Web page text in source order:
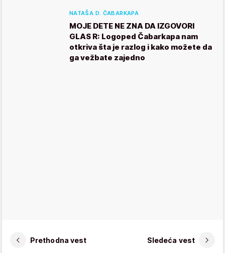
NATAŠA D. ČABARKAPA
MOJE DETE NE ZNA DA IZGOVORI
GLAS R: Logoped Čabarkapa nam
otkriva šta je razlog i kako možete da
ga vežbate zajedno
Prethodna vest Sledeća vest